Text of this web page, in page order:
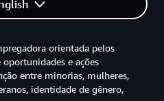
orientada pelos
e ações
entre minorias, mulheres,
identidade de gênero,